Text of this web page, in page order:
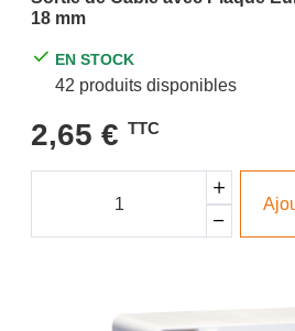
18 mm
EN STOCK
42 produits disponibles
2,65 € TTC